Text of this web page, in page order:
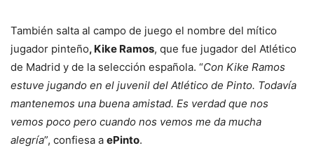
También salta al campo de juego el nombre del mítico
jugador pinteño, Kike Ramos, que fue jugador del Atlético
de Madrid y de la selección española. “Con Kike Ramos
estuve jugando en el juvenil del Atlético de Pinto. Todavía
mantenemos una buena amistad. Es verdad que nos
vemos poco pero cuando nos vemos me da mucha
alegría”, confiesa a ePinto.